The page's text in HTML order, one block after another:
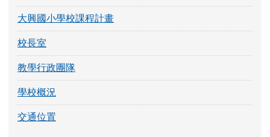
大興國小學校課程計畫
校長室
教學行政團隊
學校概況
交通位置